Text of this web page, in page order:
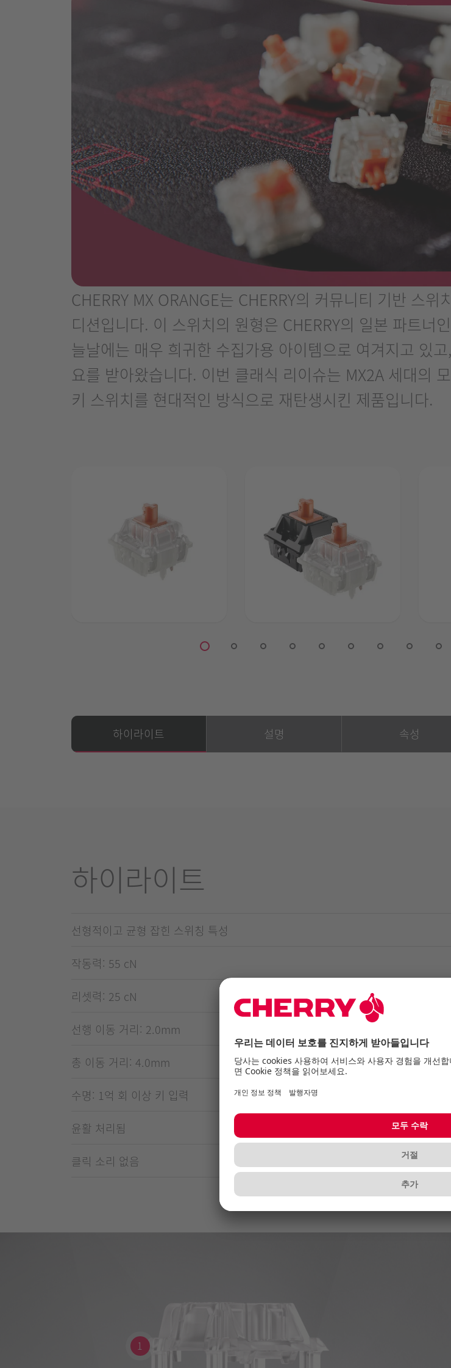
CHERRY MX ORANGE는 CHERRY의 커뮤니티 기반 스
디션입니다. 이 스위치의 원형은 CHERRY의 일본 파트
늘날에는 매우 희귀한 수집가용 아이템으로 여겨지고 있
요를 받아왔습니다. 이번 클래식 리이슈는 MX2A 세대의
키 스위치를 현대적인 방식으로 재탄생시킨 제품입니다.
하이라이트 설명 속성
하이라이트
선형적이고 균형 잡힌 스위칭 특성
작동력: 55 cN
리셋력: 25 cN
선행 이동 거리: 2.0mm
총 이동 거리: 4.0mm
수명: 1억 회 이상 키 입력
윤활 처리됨
클릭 소리 없음
1